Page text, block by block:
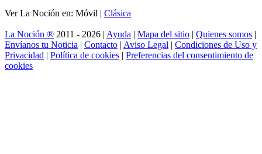
Ver La Noción en: Móvil | Clásica
La Noción ® 2011 - 2026 | Ayuda | Mapa del sitio | Quienes somos |
Envíanos tu Noticia | Contacto | Aviso Legal | Condiciones de Uso y
Privacidad | Política de cookies | Preferencias del consentimiento de
cookies